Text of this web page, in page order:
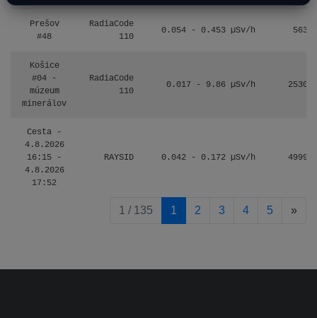
Prešov
#48
RadiaCode
110
0.054 - 0.453 µSv/h 563
Košice
#04 -
múzeum
minerálov
RadiaCode
110
0.017 - 9.86 µSv/h 2530
Cesta -
4.8.2026
16:15 -
4.8.2026
17:52
RAYSID 0.042 - 0.172 µSv/h 4999
1 / 135 1 2 3 4 5 »